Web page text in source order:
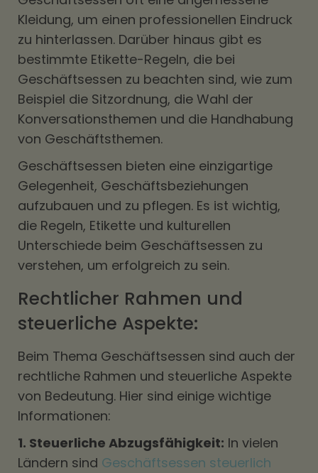
Kleidung, um einen professionellen Eindruck
zu hinterlassen. Darüber hinaus gibt es
bestimmte Etikette-Regeln, die bei
Geschäftsessen zu beachten sind, wie zum
Beispiel die Sitzordnung, die Wahl der
Konversationsthemen und die Handhabung
von Geschäftsthemen.
Geschäftsessen bieten eine einzigartige
Gelegenheit, Geschäftsbeziehungen
aufzubauen und zu pflegen. Es ist wichtig,
die Regeln, Etikette und kulturellen
Unterschiede beim Geschäftsessen zu
verstehen, um erfolgreich zu sein.
Rechtlicher Rahmen und
steuerliche Aspekte:
Beim Thema Geschäftsessen sind auch der
rechtliche Rahmen und steuerliche Aspekte
von Bedeutung. Hier sind einige wichtige
Informationen:
1. Steuerliche Abzugsfähigkeit: In vielen
Ländern sind Geschäftsessen steuerlich